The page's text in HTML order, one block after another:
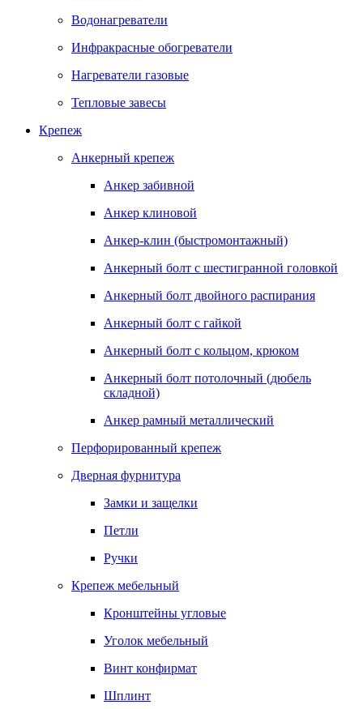
Водонагреватели
Инфракрасные обогреватели
Нагреватели газовые
Тепловые завесы
Крепеж
Анкерный крепеж
Анкер забивной
Анкер клиновой
Анкер-клин (быстромонтажный)
Анкерный болт с шестигранной головкой
Анкерный болт двойного распирания
Анкерный болт с гайкой
Анкерный болт с кольцом, крюком
Анкерный болт потолочный (дюбель
складной)
Анкер рамный металлический
Перфорированный крепеж
Дверная фурнитура
Замки и защелки
Петли
Ручки
Крепеж мебельный
Кронштейны угловые
Уголок мебельный
Винт конфирмат
Шплинт